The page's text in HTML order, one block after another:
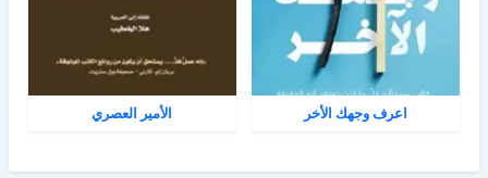
اعرف وجهك الأخر الأمير العصري